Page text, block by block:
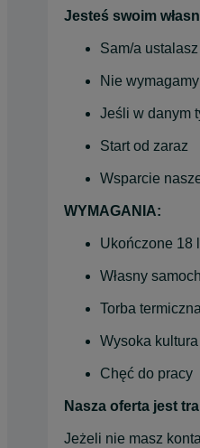
Jesteś swoim
Sam/a
Nie
Jeśli w danym
Start od zaraz
Wsparcie
WYMAGANIA:
Ukończone 18
Własny
Torba
Wysoka
Chęć do pracy
Nasza oferta jest
﻿Jeżeli nie masz